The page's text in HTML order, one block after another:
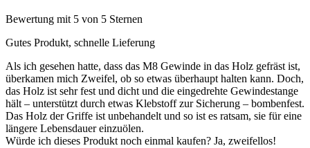
Bewertung mit 5 von 5 Sternen
Gutes Produkt, schnelle Lieferung
Als ich gesehen hatte, dass das M8 Gewinde in das Holz gefräst ist,
überkamen mich Zweifel, ob so etwas überhaupt halten kann. Doch,
das Holz ist sehr fest und dicht und die eingedrehte Gewindestange
hält – unterstützt durch etwas Klebstoff zur Sicherung – bombenfest.
Das Holz der Griffe ist unbehandelt und so ist es ratsam, sie für eine
längere Lebensdauer einzuölen.
Würde ich dieses Produkt noch einmal kaufen? Ja, zweifellos!